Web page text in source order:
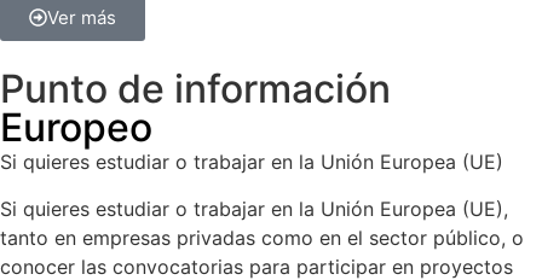
Ver más
Punto de información
Europeo
Si quieres estudiar o trabajar en la Unión Europea (UE)
Si quieres estudiar o trabajar en la Unión Europea (UE),
tanto en empresas privadas como en el sector público, o
conocer las convocatorias para participar en proyectos